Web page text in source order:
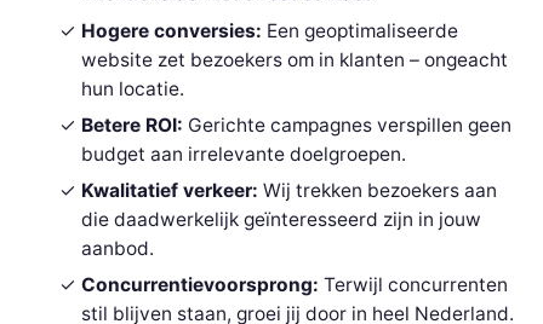
Hogere conversies: Een geoptimaliseerde
website zet bezoekers om in klanten – ongeacht
hun locatie.
Betere ROI: Gerichte campagnes verspillen geen
budget aan irrelevante doelgroepen.
Kwalitatief verkeer: Wij trekken bezoekers aan
die daadwerkelijk geïnteresseerd zijn in jouw
aanbod.
Concurrentievoorsprong: Terwijl concurrenten
stil blijven staan, groei jij door in heel Nederland.